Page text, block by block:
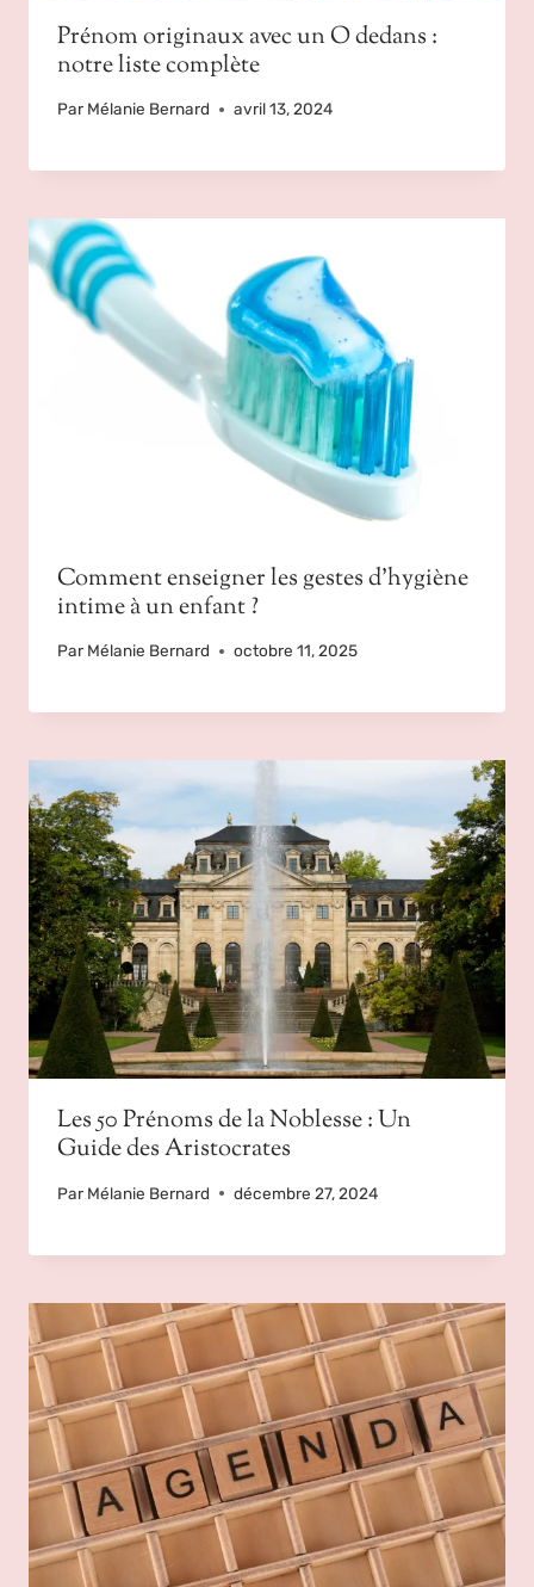
Prénom originaux avec un O dedans :
notre liste complète
Par Mélanie Bernard avril 13, 2024
Comment enseigner les gestes d’hygiène
intime à un enfant ?
Par Mélanie Bernard octobre 11, 2025
Les 50 Prénoms de la Noblesse : Un
Guide des Aristocrates
Par Mélanie Bernard décembre 27, 2024